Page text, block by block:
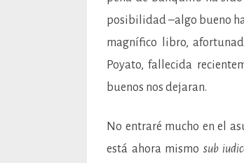
posibilidad –algo bueno
magnífico libro,
Poyato, fallecida
buenos nos dejaran.
No entraré mucho en el
está ahora mismo sub